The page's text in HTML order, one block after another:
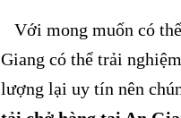
Với mong muốn có
Giang có thể trải
lượng lại uy tín nên